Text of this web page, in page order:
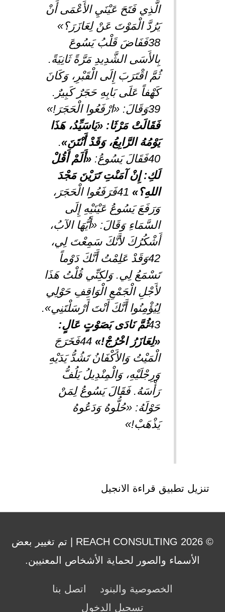
الَّذِي فَتَحَ عَيْنَيِ الأَعْمَى أَنْ
يَرُدَّ الْمَوْتَ عَنْ لِعَازَرَ؟»
38فَفَاضَ قَلْبُ يَسُوعَ
بِالأَسَى الشَّدِيدِ مَرَّةً ثَانِيَةً.
ثُمَّ اقْتَرَبَ إِلَى الْقَبْرِ، وَكَانَ
كَهْفاً عَلَى بَابِهِ حَجَرٌ كَبِيرٌ.
39وَقَالَ: «ارْفَعُوا الْحَجَرَ!»
فَقَالَتْ مَرْثَا: «يَاسَيِّدُ، هَذَا
يَوْمُهُ الرَّابِعُ، وَقَدْ أَنْتَنَ».
40فَقَالَ يَسُوعُ:
«أَلَمْ أَقُلْ
لَكِ: إِنْ آمَنْتِ تَرَيْنَ مَجْدَ
اللهِ؟»
41فَرَفَعُوا الْحَجَرَ،
وَرَفَعَ يَسُوعُ عَيْنَيْهِ إِلَى
السَّمَاءِ وَقَالَ: «أَيُّهَا الآبُ،
أَشْكُرُكَ لأَنَّكَ سَمِعْتَ لِي،
42وَقَدْ عَلِمْتُ أَنَّكَ دَوْماً
تَسْمَعُ لِي. وَلكِنِّي قُلْتُ هَذَا
لأَجْلِ الْجَمْعِ الْوَاقِفِ حَوْلِي
لِيُؤْمِنُوا أَنَّكَ أَنْتَ أَرْسَلْتَنِي».
43ثُمَّ نَادَى بَصَوْتٍ عَالٍ:
«لِعَازَرُ اخْرُجْ!»
44فَخَرَجَ
الْمَيْتُ وَالأَكْفَانُ تَشُدُّ يَدَيْهِ
وَرِجْلَيْهِ، وَالْمِنْدِيلُ يَلُفُّ
رَأْسَهُ. فَقَالَ يَسُوعُ لِمَنْ
حَوْلَهُ: «حُلُّوهُ وَدَعُوهُ
يَذْهَبْ!»
تنزيل تطبيق قراءة الانجيل
© 2026 REACH CONSULTING | تم تغيير بعض
الأسماء والصور لحماية الأشخاص المعنيين.
الخصوصية والبنود
اتصل بنا
تسجيل الدخول